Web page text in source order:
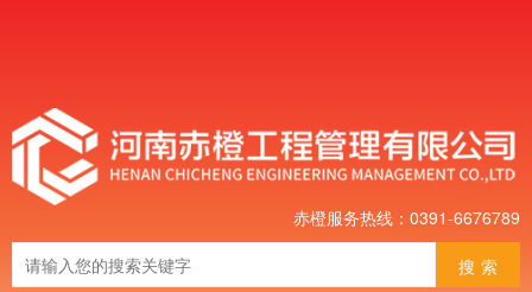
赤橙服务热线：0391-6676789
搜索